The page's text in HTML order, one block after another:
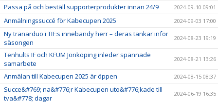
Passa på och beställ supporterprodukter innan 24/9 2024-09-10 09:01
Anmälningssuccé för Kabecupen 2025 2024-09-03 17:00
Ny tränarduo i TIF:s innebandy herr – deras tankar inför
säsongen
2024-08-23 19:19
Tenhults IF och KFUM Jönköping inleder spännade
samarbete
2024-08-21 13:26
Anmälan till Kabecupen 2025 är öppen 2024-08-15 08:37
Succe&#769; na&#776;r Kabecupen uto&#776;kade till
tva&#778; dagar
2024-06-19 16:35